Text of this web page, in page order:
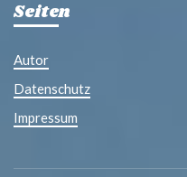
Seiten
Autor
Datenschutz
Impressum